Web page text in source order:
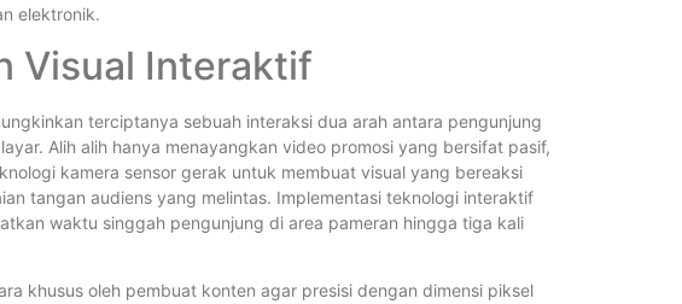
elektronik.
Visual Interaktif
terciptanya sebuah interaksi dua arah antara pengunjung
Alih alih hanya menayangkan video promosi yang bersifat pasif,
kamera sensor gerak untuk membuat visual yang bereaksi
tangan audiens yang melintas. Implementasi teknologi interaktif
waktu singgah pengunjung di area pameran hingga tiga kali
khusus oleh pembuat konten agar presisi dengan dimensi piksel